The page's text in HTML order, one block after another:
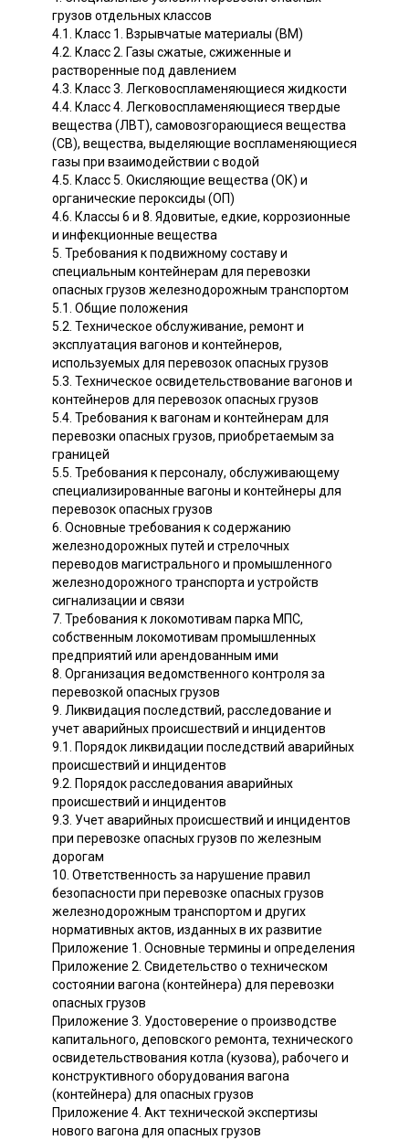
грузов отдельных классов
4.1. Класс 1. Взрывчатые материалы (ВМ)
4.2. Класс 2. Газы сжатые, сжиженные и
растворенные под давлением
4.3. Класс 3. Легковоспламеняющиеся жидкости
4.4. Класс 4. Легковоспламеняющиеся твердые
вещества (ЛВТ), самовозгорающиеся вещества
(СВ), вещества, выделяющие воспламеняющиеся
газы при взаимодействии с водой
4.5. Класс 5. Окисляющие вещества (ОК) и
органические пероксиды (ОП)
4.6. Классы 6 и 8. Ядовитые, едкие, коррозионные
и инфекционные вещества
5. Требования к подвижному составу и
специальным контейнерам для перевозки
опасных грузов железнодорожным транспортом
5.1. Общие положения
5.2. Техническое обслуживание, ремонт и
эксплуатация вагонов и контейнеров,
используемых для перевозок опасных грузов
5.3. Техническое освидетельствование вагонов и
контейнеров для перевозок опасных грузов
5.4. Требования к вагонам и контейнерам для
перевозки опасных грузов, приобретаемым за
границей
5.5. Требования к персоналу, обслуживающему
специализированные вагоны и контейнеры для
перевозок опасных грузов
6. Основные требования к содержанию
железнодорожных путей и стрелочных
переводов магистрального и промышленного
железнодорожного транспорта и устройств
сигнализации и связи
7. Требования к локомотивам парка МПС,
собственным локомотивам промышленных
предприятий или арендованным ими
8. Организация ведомственного контроля за
перевозкой опасных грузов
9. Ликвидация последствий, расследование и
учет аварийных происшествий и инцидентов
9.1. Порядок ликвидации последствий аварийных
происшествий и инцидентов
9.2. Порядок расследования аварийных
происшествий и инцидентов
9.3. Учет аварийных происшествий и инцидентов
при перевозке опасных грузов по железным
дорогам
10. Ответственность за нарушение правил
безопасности при перевозке опасных грузов
железнодорожным транспортом и других
нормативных актов, изданных в их развитие
Приложение 1. Основные термины и определения
Приложение 2. Свидетельство о техническом
состоянии вагона (контейнера) для перевозки
опасных грузов
Приложение 3. Удостоверение о производстве
капитального, деповского ремонта, технического
освидетельствования котла (кузова), рабочего и
конструктивного оборудования вагона
(контейнера) для опасных грузов
Приложение 4. Акт технической экспертизы
нового вагона для опасных грузов